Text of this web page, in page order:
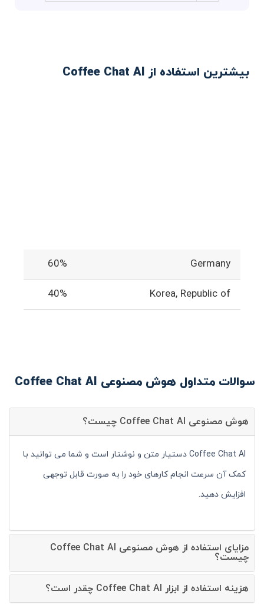
بیشترین استفاده از Coffee Chat AI
Germany
60%
Korea, Republic of
40%
سوالات متداول هوش مصنوعی Coffee Chat AI
هوش مصنوعی Coffee Chat AI چیست؟
Coffee Chat AI دستیار متن و نوشتار است و شما می توانید با
کمک آن سرعت انجام کارهای خود را به صورت قابل توجهی
افزایش دهید.
مزایای استفاده از هوش مصنوعی Coffee Chat AI
چیست؟
هزینه استفاده از ابزار Coffee Chat AI چقدر است؟